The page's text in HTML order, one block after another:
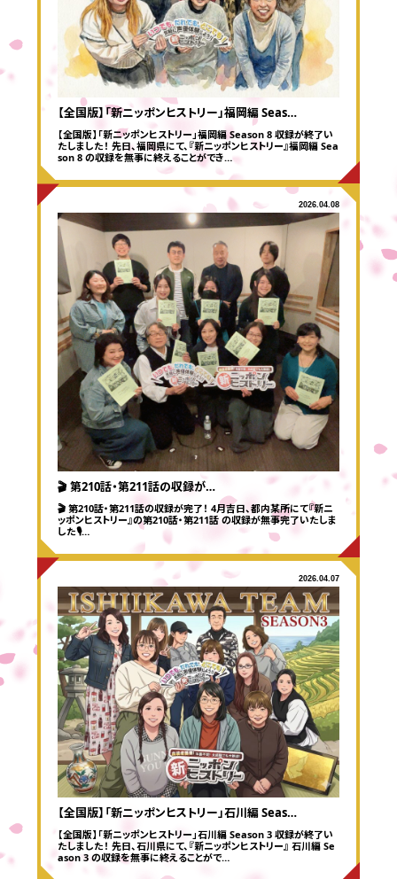
【全国版】「新ニッポンヒストリー」福岡編 Seas…
【全国版】「新ニッポンヒストリー」福岡編 Season 8 収録が終了い
たしました！ 先日、福岡県にて、『新ニッポンヒストリー』福岡編 Sea
son 8 の収録を無事に終えることができ…
2026.04.08
🎬 第210話・第211話の収録が…
🎬 第210話・第211話の収録が完了！ 4月吉日、都内某所にて『新ニ
ッポンヒストリー』の第210話・第211話 の収録が無事完了いたしま
した🎙️…
2026.04.07
【全国版】「新ニッポンヒストリー」石川編 Seas…
【全国版】「新ニッポンヒストリー」石川編 Season 3 収録が終了い
たしました！ 先日、石川県にて、『新ニッポンヒストリー』 石川編 Se
ason 3 の収録を無事に終えることがで…